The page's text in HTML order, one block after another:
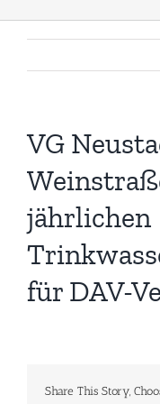
VG
jährlichen
für DAV-
Share This Story,